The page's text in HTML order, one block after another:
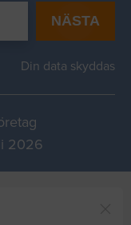
NÄSTA
Din data skyddas
2026